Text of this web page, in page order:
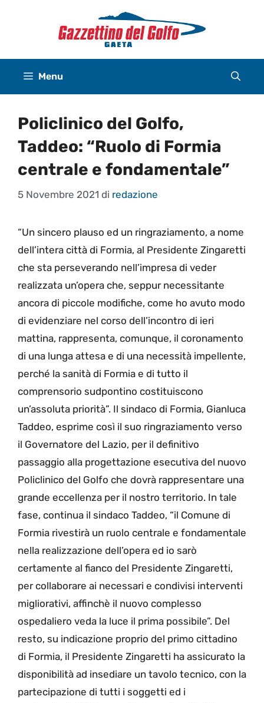
Menu
Policlinico del Golfo,
Taddeo: “Ruolo di Formia
centrale e fondamentale”
5 Novembre 2021 di redazione
“Un sincero plauso ed un ringraziamento, a nome
dell’intera città di Formia, al Presidente Zingaretti
che sta perseverando nell’impresa di veder
realizzata un’opera che, seppur necessitante
ancora di piccole modifiche, come ho avuto modo
di evidenziare nel corso dell’incontro di ieri
mattina, rappresenta, comunque, il coronamento
di una lunga attesa e di una necessità impellente,
perché la sanità di Formia e di tutto il
comprensorio sudpontino costituiscono
un’assoluta priorità”. Il sindaco di Formia, Gianluca
Taddeo, esprime così il suo ringraziamento verso
il Governatore del Lazio, per il definitivo
passaggio alla progettazione esecutiva del nuovo
Policlinico del Golfo che dovrà rappresentare una
grande eccellenza per il nostro territorio. In tale
fase, continua il sindaco Taddeo, “il Comune di
Formia rivestirà un ruolo centrale e fondamentale
nella realizzazione dell’opera ed io sarò
certamente al fianco del Presidente Zingaretti,
per collaborare ai necessari e condivisi interventi
migliorativi, affinchè il nuovo complesso
ospedaliero veda la luce il prima possibile”. Del
resto, su indicazione proprio del primo cittadino
di Formia, il Presidente Zingaretti ha assicurato la
disponibilità ad insediare un tavolo tecnico, con la
partecipazione di tutti i soggetti ed i